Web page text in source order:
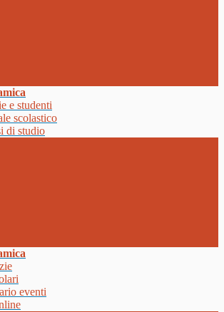
e studenti
scolastico
di studio
eventi